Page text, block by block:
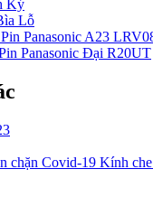
Pin Panasonic A23
Panasonic Đại R20UT
Kính
Ký
Lỗ